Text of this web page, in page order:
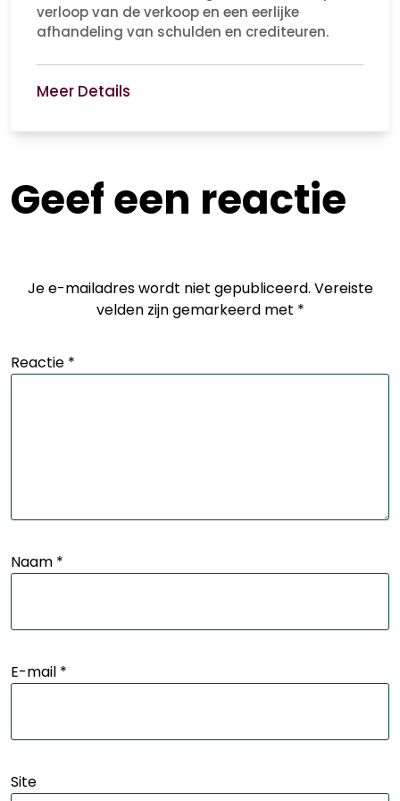
verloop van de verkoop en een eerlijke
afhandeling van schulden en crediteuren.
Meer Details
Geef een reactie
Je e-mailadres wordt niet gepubliceerd. Vereiste
velden zijn gemarkeerd met *
Reactie *
Naam *
E-mail *
Site